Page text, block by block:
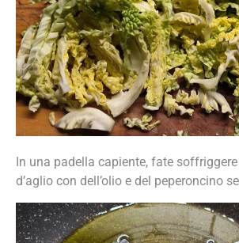
In una padella capiente, fate
d’aglio con dell’olio e del peperoncino